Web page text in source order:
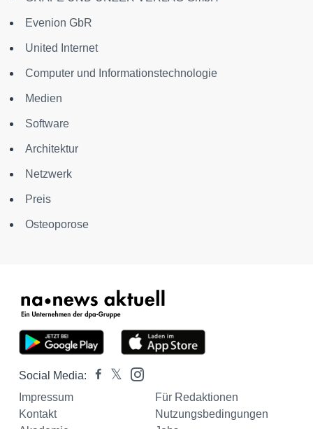
Evenion GbR
United Internet
Computer und Informationstechnologie
Medien
Software
Architektur
Netzwerk
Preis
Osteoporose
Social Media:
Impressum
Für Redaktionen
Kontakt
Nutzungsbedingungen